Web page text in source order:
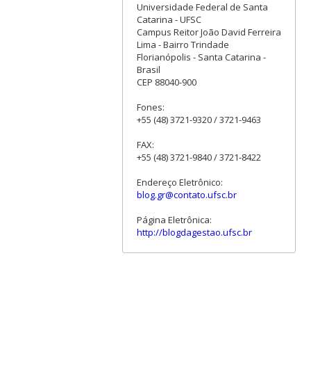
Universidade Federal de Santa
Catarina - UFSC
Campus Reitor João David Ferreira
Lima - Bairro Trindade
Florianópolis - Santa Catarina -
Brasil
CEP 88040-900
Fones:
+55 (48) 3721-9320 / 3721-9463
FAX:
+55 (48) 3721-9840 / 3721-8422
Endereço Eletrônico:
blog.gr@contato.ufsc.br
Página Eletrônica:
http://blogdagestao.ufsc.br